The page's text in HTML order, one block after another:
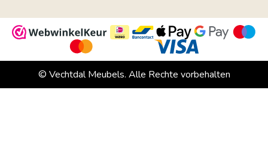
© Vechtdal Meubels. Alle Rechte vorbehalten